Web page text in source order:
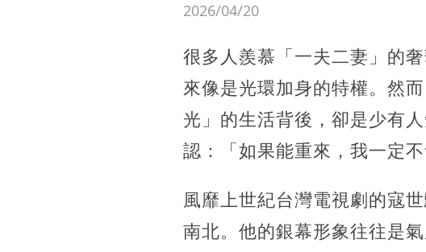
2026/04/20
很多人羨慕「一夫二妻」的
來像是光環加身的特權。然
光」的生活背後，卻是少有
認：「如果能重來，我一定不
風靡上世紀台灣電視劇的寇
南北。他的銀幕形象往往是